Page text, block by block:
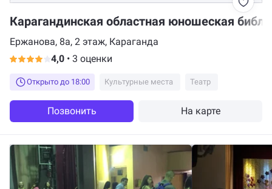
Карагандинская областная юношеская
Ержанова, 8а, 2 этаж, Караганда
4,0 • 3 оценки
Открыто до 18:00 Культурные места Театр
Позвонить На карте